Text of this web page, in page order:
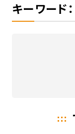
キーワード